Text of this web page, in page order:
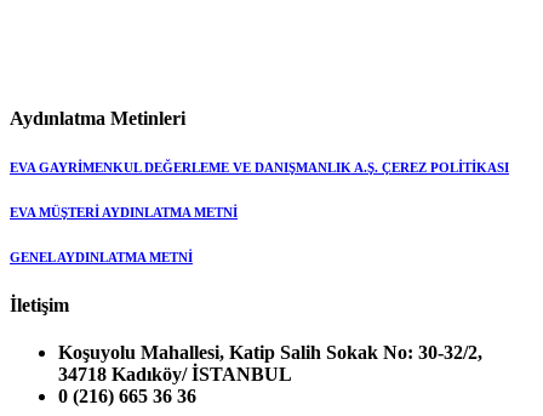
Aydınlatma Metinleri
EVA GAYRİMENKUL DEĞERLEME VE DANIŞMANLIK A.Ş. ÇEREZ POLİTİKASI
EVA MÜŞTERİ AYDINLATMA METNİ
GENEL AYDINLATMA METNİ
İletişim
Koşuyolu Mahallesi, Katip Salih Sokak No: 30-32/2,
34718 Kadıköy/ İSTANBUL
0 (216) 665 36 36